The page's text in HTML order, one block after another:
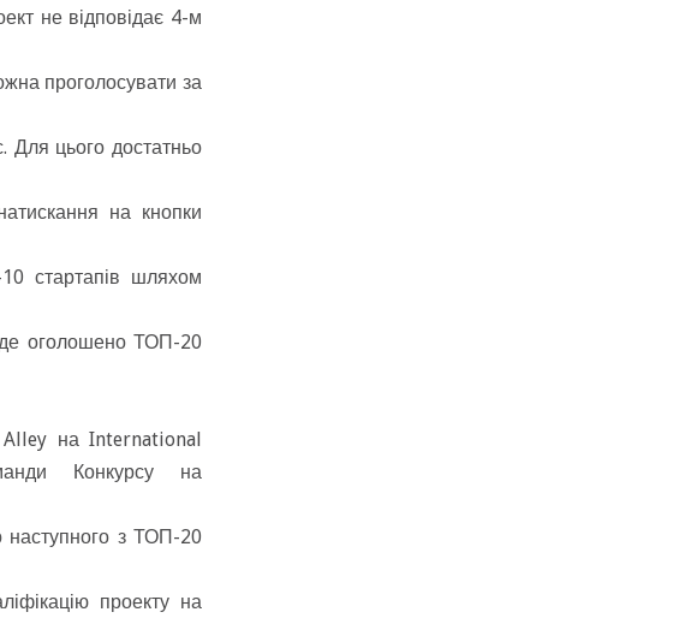
не відповідає 4-м
проголосувати за
Для цього достатньо
на кнопки
стартапів шляхом
оголошено ТОП-20
на International
Конкурсу на
наступного з ТОП-20
проекту на